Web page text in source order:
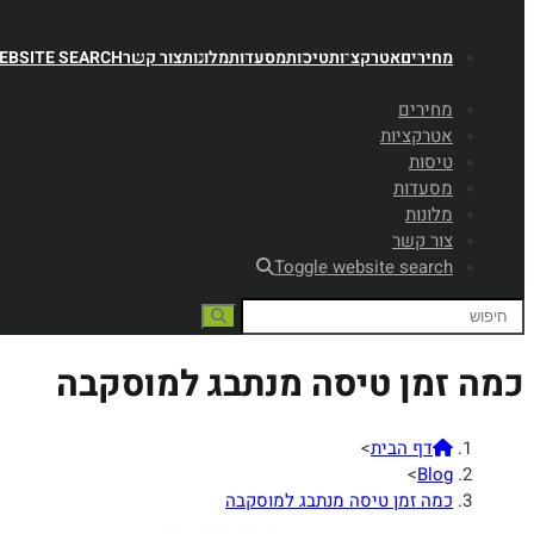
מחיריםאטרקציותטיסותמסעדותמלונותצור קשרSEARCH
מחירים
אטרקציות
טיסות
מסעדות
מלונות
צור קשר
Toggle website search
כמה זמן טיסה מנתבג למוסקבה
דף הבית>
Blog
>
כמה זמן טיסה מנתבג למוסקבה